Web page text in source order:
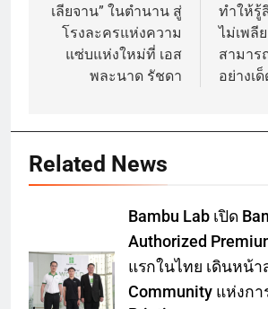
เลียจาน” ในตำนาน สู่
โรงละครแห่งความ
แซ่บแห่งใหม่ที่ เอส
พละนาด รัชดา
ทำให้รู้
ไม่เพลี
สามาร
อย่างเ
Related News
Bambu Lab เปิด
Authorized
แรกในไทย เดินหน้า
Community แห่งกา